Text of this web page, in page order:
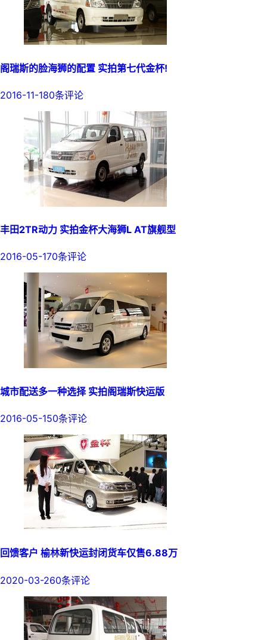
阁瑞斯的脸海狮的配置 实拍第七代金杯!
2016-11-180条评论
丰田2TR动力 实拍金杯大海狮L AT旗舰型
2016-05-170条评论
城市配送多一种选择 实拍阁瑞斯快运版
2016-05-150条评论
回馈客户 榆林新快运封闭货车仅售6.88万
2020-03-260条评论